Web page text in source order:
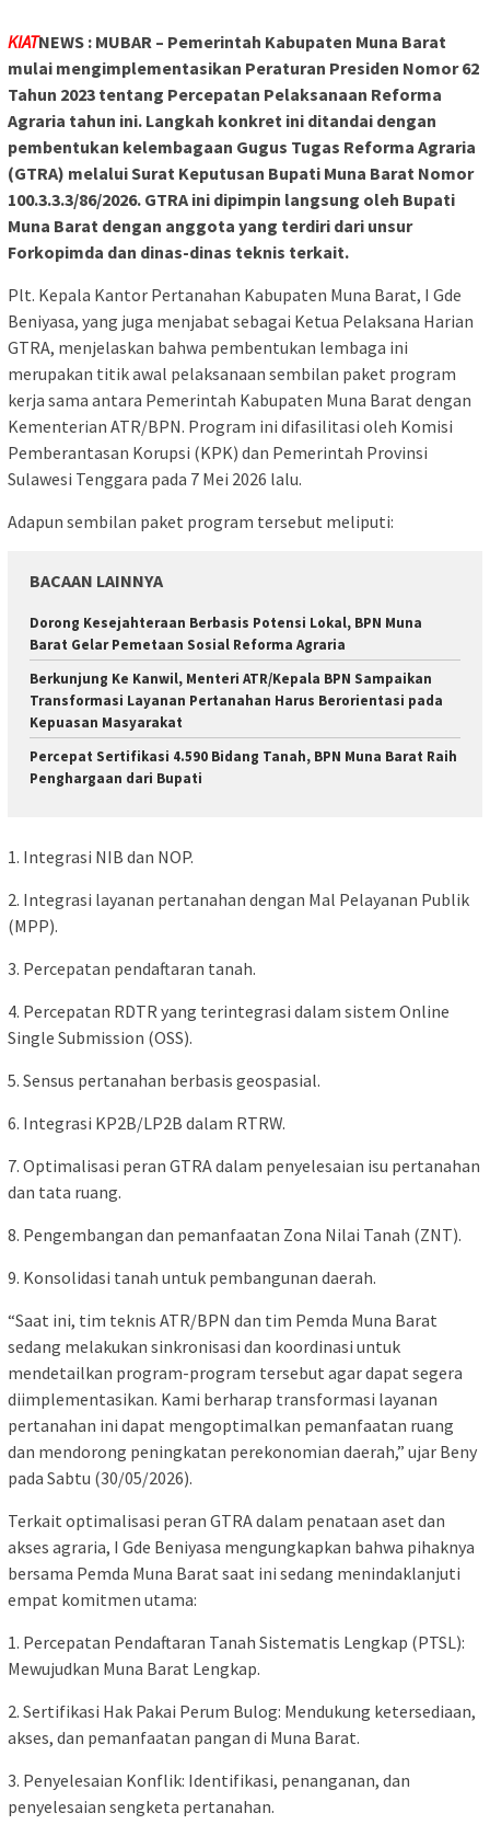
KIATNEWS : MUBAR – Pemerintah Kabupaten Muna Barat
mulai mengimplementasikan Peraturan Presiden Nomor 62
Tahun 2023 tentang Percepatan Pelaksanaan Reforma
Agraria tahun ini. Langkah konkret ini ditandai dengan
pembentukan kelembagaan Gugus Tugas Reforma Agraria
(GTRA) melalui Surat Keputusan Bupati Muna Barat Nomor
100.3.3.3/86/2026. GTRA ini dipimpin langsung oleh Bupati
Muna Barat dengan anggota yang terdiri dari unsur
Forkopimda dan dinas-dinas teknis terkait.
Plt. Kepala Kantor Pertanahan Kabupaten Muna Barat, I Gde
Beniyasa, yang juga menjabat sebagai Ketua Pelaksana Harian
GTRA, menjelaskan bahwa pembentukan lembaga ini
merupakan titik awal pelaksanaan sembilan paket program
kerja sama antara Pemerintah Kabupaten Muna Barat dengan
Kementerian ATR/BPN. Program ini difasilitasi oleh Komisi
Pemberantasan Korupsi (KPK) dan Pemerintah Provinsi
Sulawesi Tenggara pada 7 Mei 2026 lalu.
Adapun sembilan paket program tersebut meliputi:
BACAAN LAINNYA
Dorong Kesejahteraan Berbasis Potensi Lokal, BPN Muna
Barat Gelar Pemetaan Sosial Reforma Agraria
Berkunjung Ke Kanwil, Menteri ATR/Kepala BPN Sampaikan
Transformasi Layanan Pertanahan Harus Berorientasi pada
Kepuasan Masyarakat
Percepat Sertifikasi 4.590 Bidang Tanah, BPN Muna Barat Raih
Penghargaan dari Bupati
1. Integrasi NIB dan NOP.
2. Integrasi layanan pertanahan dengan Mal Pelayanan Publik
(MPP).
3. Percepatan pendaftaran tanah.
4. Percepatan RDTR yang terintegrasi dalam sistem Online
Single Submission (OSS).
5. Sensus pertanahan berbasis geospasial.
6. Integrasi KP2B/LP2B dalam RTRW.
7. Optimalisasi peran GTRA dalam penyelesaian isu pertanahan
dan tata ruang.
8. Pengembangan dan pemanfaatan Zona Nilai Tanah (ZNT).
9. Konsolidasi tanah untuk pembangunan daerah.
“Saat ini, tim teknis ATR/BPN dan tim Pemda Muna Barat
sedang melakukan sinkronisasi dan koordinasi untuk
mendetailkan program-program tersebut agar dapat segera
diimplementasikan. Kami berharap transformasi layanan
pertanahan ini dapat mengoptimalkan pemanfaatan ruang
dan mendorong peningkatan perekonomian daerah,” ujar Beny
pada Sabtu (30/05/2026).
Terkait optimalisasi peran GTRA dalam penataan aset dan
akses agraria, I Gde Beniyasa mengungkapkan bahwa pihaknya
bersama Pemda Muna Barat saat ini sedang menindaklanjuti
empat komitmen utama:
1. Percepatan Pendaftaran Tanah Sistematis Lengkap (PTSL):
Mewujudkan Muna Barat Lengkap.
2. Sertifikasi Hak Pakai Perum Bulog: Mendukung ketersediaan,
akses, dan pemanfaatan pangan di Muna Barat.
3. Penyelesaian Konflik: Identifikasi, penanganan, dan
penyelesaian sengketa pertanahan.